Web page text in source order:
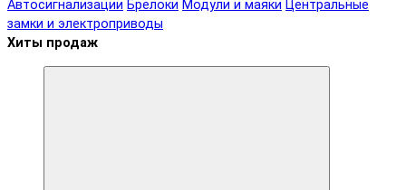
Автосигнализации Брелоки Модули и маяки Центральные
замки и электроприводы
Хиты продаж